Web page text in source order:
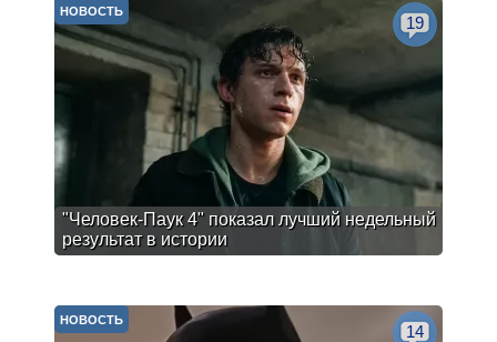
"Человек-Паук 4" показал лучший недельный
результат в истории
НОВОСТЬ
19
НОВОСТЬ
14